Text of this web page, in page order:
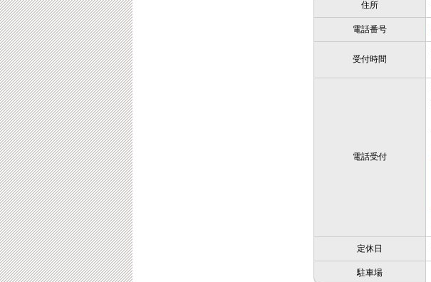
住所
電話番号
受付時間
電話受付
定休日
駐車場